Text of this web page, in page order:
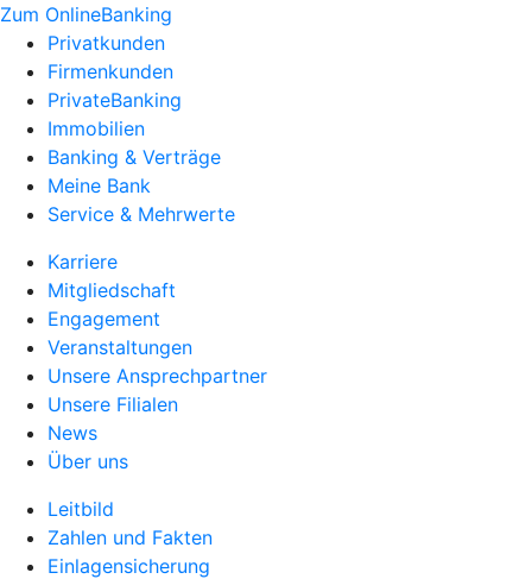
Zum OnlineBanking
Privatkunden
Firmenkunden
PrivateBanking
Immobilien
Banking & Verträge
Meine Bank
Service & Mehrwerte
Karriere
Mitgliedschaft
Engagement
Veranstaltungen
Unsere Ansprechpartner
Unsere Filialen
News
Über uns
Leitbild
Zahlen und Fakten
Einlagensicherung